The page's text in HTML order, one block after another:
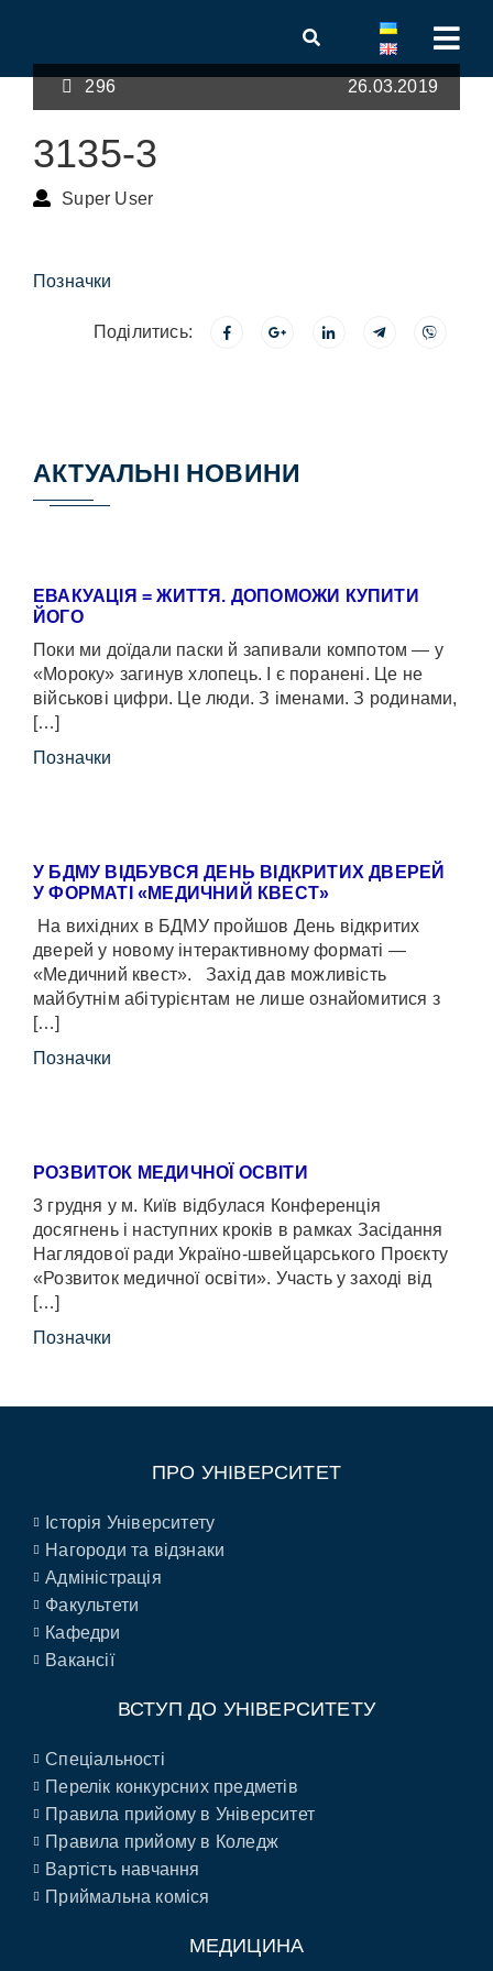
296 26.03.2019
3135-3
Super User
Позначки
Поділитись:
АКТУАЛЬНІ НОВИНИ
ЕВАКУАЦІЯ = ЖИТТЯ. ДОПОМОЖИ КУПИТИ
ЙОГО
Поки ми доїдали паски й запивали компотом — у
«Мороку» загинув хлопець. І є поранені. Це не
військові цифри. Це люди. З іменами. З родинами,
[…]
Позначки
У БДМУ ВІДБУВСЯ ДЕНЬ ВІДКРИТИХ ДВЕРЕЙ
У ФОРМАТІ «МЕДИЧНИЙ КВЕСТ»
На вихідних в БДМУ пройшов День відкритих
дверей у новому інтерактивному форматі —
«Медичний квест». Захід дав можливість
майбутнім абітурієнтам не лише ознайомитися з
[…]
Позначки
РОЗВИТОК МЕДИЧНОЇ ОСВІТИ
3 грудня у м. Київ відбулася Конференція
досягнень і наступних кроків в рамках Засідання
Наглядової ради Україно-швейцарського Проєкту
«Розвиток медичної освіти». Участь у заході від
[…]
Позначки
ПРО УНІВЕРСИТЕТ
Історія Університету
Нагороди та відзнаки
Адміністрація
Факультети
Кафедри
Вакансії
ВСТУП ДО УНІВЕРСИТЕТУ
Спеціальності
Перелік конкурсних предметів
Правила прийому в Університет
Правила прийому в Коледж
Вартість навчання
Приймальна коміся
МЕДИЦИНА